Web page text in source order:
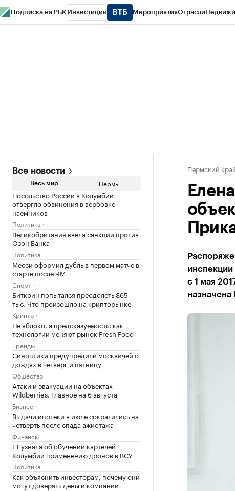
Подписка на РБК Инвестиции МероприятияОтрасли
Все новости
Весь мир Пермь
Посольство России в Колумбии
отвергло обвинения в вербовке
наемников
Политика
Великобритания ввела санкции против
Озон Банка
Политика
Месси оформил дубль в первом матче в
старте после ЧМ
Спорт
Биткоин попытался преодолеть $65
тыс. Что произошло на крипторынке
Крипто
Не яблоко, а предсказуемость: как
технологии меняют рынок Fresh Food
Тренды
Синоптики предупредили москвичей о
дождях в четверг и пятницу
Общество
Атаки и эвакуации на объектах
Wildberries. Главное на 6 августа
Бизнес
Выдачи ипотеки в июле сократились на
четверть после спада ажиотажа
Финансы
FT узнала об обучении картелей
Колумбии применению дронов в ВСУ
Политика
Как объяснить инвесторам, почему они
могут доверять деньги компании
Пермский
инспекции
с 1 мая
назначена